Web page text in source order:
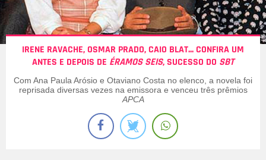
IRENE RAVACHE, OSMAR PRADO, CAIO BLAT... CONFIRA UM
ANTES E DEPOIS DE ÉRAMOS SEIS, SUCESSO DO SBT
Com Ana Paula Arósio e Otaviano Costa no elenco, a novela foi
reprisada diversas vezes na emissora e venceu três prêmios
APCA